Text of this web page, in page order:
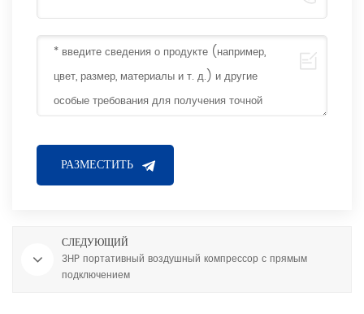
СЛЕДУЮЩИЙ
3HP портативный воздушный компрессор с прямым
подключением